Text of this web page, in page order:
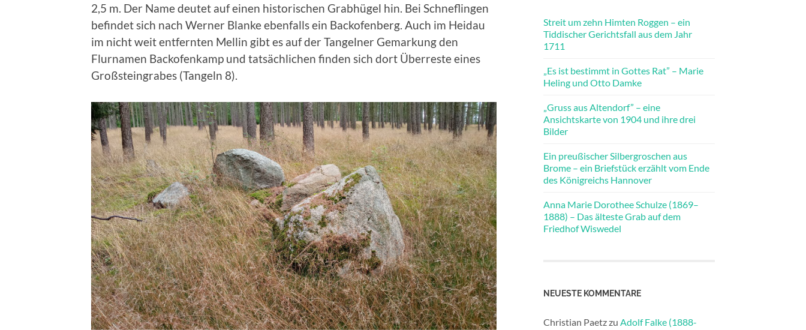
2,5 m. Der Name deutet auf einen historischen Grabhügel hin. Bei Schneflingen
befindet sich nach Werner Blanke ebenfalls ein Backofenberg. Auch im Heidau
im nicht weit entfernten Mellin gibt es auf der Tangelner Gemarkung den
Flurnamen Backofenkamp und tatsächlichen finden sich dort Überreste eines
Großsteingrabes (Tangeln 8).
Streit um zehn Himten Roggen – ein
Tiddischer Gerichtsfall aus dem Jahr
1711
„Es ist bestimmt in Gottes Rat” – Marie
Heling und Otto Damke
„Gruss aus Altendorf” – eine
Ansichtskarte von 1904 und ihre drei
Bilder
Ein preußischer Silbergroschen aus
Brome – ein Briefstück erzählt vom Ende
des Königreichs Hannover
Anna Marie Dorothee Schulze (1869–
1888) – Das älteste Grab auf dem
Friedhof Wiswedel
NEUESTE KOMMENTARE
Christian Paetzzu Adolf Falke (1888-